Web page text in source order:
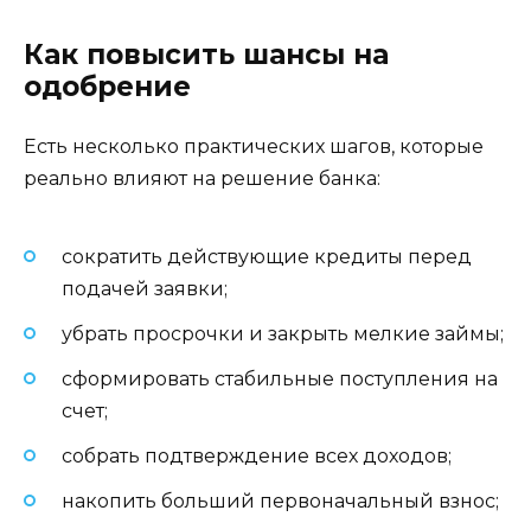
Как повысить шансы на
одобрение
Есть несколько практических шагов, которые
реально влияют на решение банка:
сократить действующие кредиты перед
подачей заявки;
убрать просрочки и закрыть мелкие займы;
сформировать стабильные поступления на
счет;
собрать подтверждение всех доходов;
накопить больший первоначальный взнос;